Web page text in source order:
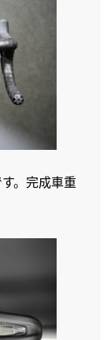
。完成車重